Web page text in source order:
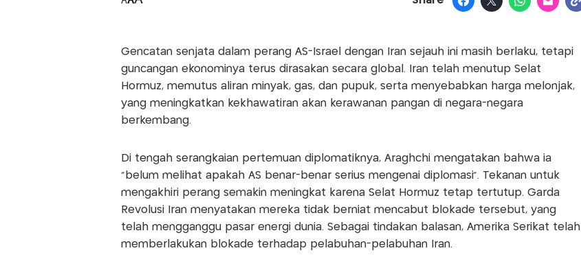
Gencatan senjata dalam perang AS-Israel dengan Iran sejauh ini masih berlaku, tetapi
guncangan ekonominya terus dirasakan secara global. Iran telah menutup Selat
Hormuz, memutus aliran minyak, gas, dan pupuk, serta menyebabkan harga melonjak,
yang meningkatkan kekhawatiran akan kerawanan pangan di negara-negara
berkembang.
Di tengah serangkaian pertemuan diplomatiknya, Araghchi mengatakan bahwa ia
"belum melihat apakah AS benar-benar serius mengenai diplomasi". Tekanan untuk
mengakhiri perang semakin meningkat karena Selat Hormuz tetap tertutup. Garda
Revolusi Iran menyatakan mereka tidak berniat mencabut blokade tersebut, yang
telah mengganggu pasar energi dunia. Sebagai tindakan balasan, Amerika Serikat telah
memberlakukan blokade terhadap pelabuhan-pelabuhan Iran.